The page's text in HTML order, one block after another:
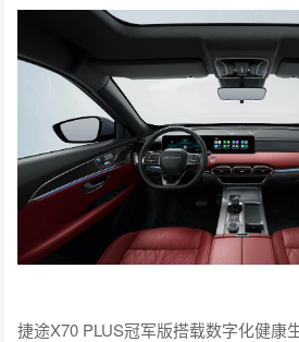
捷途X70 PLUS冠军版搭载数字化健康